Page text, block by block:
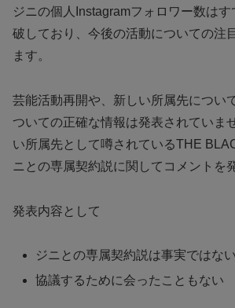
ジニの個人Instagramフォロワー数は
破しており、今後の活動についての注
ます。
芸能活動再開や、新しい所属先につい
ついての正確な情報は発表されていま
い所属先として噂されているTHE
ニとの専属契約説に関してコメントを
発表内容として
ジニとの専属契約説は事実ではない
協議するために会ったこともない